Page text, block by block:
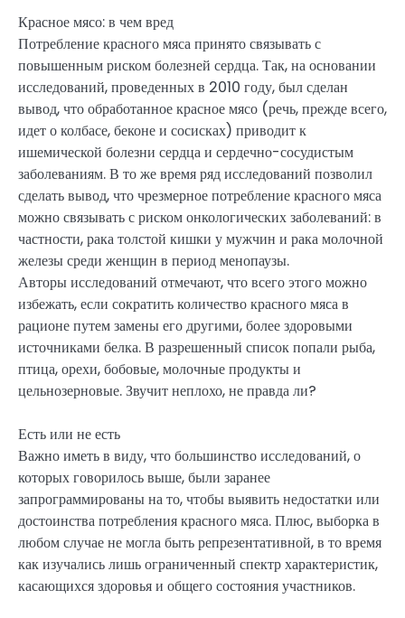
Красное мясо: в чем вред
Потребление красного мяса принято связывать с
повышенным риском болезней сердца. Так, на основании
исследований, проведенных в 2010 году, был сделан
вывод, что обработанное красное мясо (речь, прежде всего,
идет о колбасе, беконе и сосисках) приводит к
ишемической болезни сердца и сердечно-сосудистым
заболеваниям. В то же время ряд исследований позволил
сделать вывод, что чрезмерное потребление красного мяса
можно связывать с риском онкологических заболеваний: в
частности, рака толстой кишки у мужчин и рака молочной
железы среди женщин в период менопаузы.
Авторы исследований отмечают, что всего этого можно
избежать, если сократить количество красного мяса в
рационе путем замены его другими, более здоровыми
источниками белка. В разрешенный список попали рыба,
птица, орехи, бобовые, молочные продукты и
цельнозерновые. Звучит неплохо, не правда ли?
Есть или не есть
Важно иметь в виду, что большинство исследований, о
которых говорилось выше, были заранее
запрограммированы на то, чтобы выявить недостатки или
достоинства потребления красного мяса. Плюс, выборка в
любом случае не могла быть репрезентативной, в то время
как изучались лишь ограниченный спектр характеристик,
касающихся здоровья и общего состояния участников.